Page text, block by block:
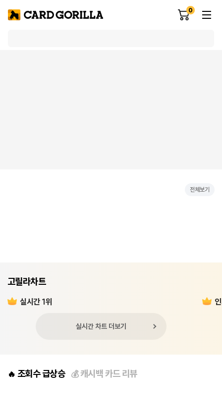
0
전체보기
고릴라차트
실시간 1위
실시간 차트 더보기
🔥 조회수 급상승 💰캐시백 카드 리뷰